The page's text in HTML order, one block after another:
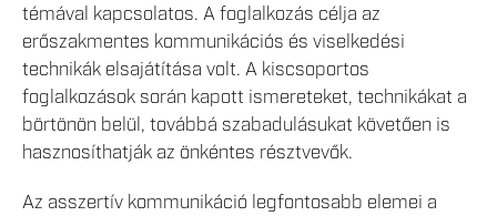
témával kapcsolatos. A foglalkozás célja az
erőszakmentes kommunikációs és viselkedési
technikák elsajátítása volt. A kiscsoportos
foglalkozások során kapott ismereteket, technikákat a
börtönön belül, továbbá szabadulásukat követően is
hasznosíthatják az önkéntes résztvevők.
Az asszertív kommunikáció legfontosabb elemei a